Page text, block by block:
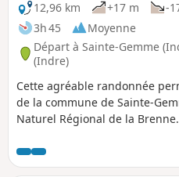
12,96 km +17 m
-
3h 45
Moyenne
Départ à Sainte-Gemme
(Indre)
Cette agréable randonnée
de la commune de Sainte-
Naturel Régional de la
étang.